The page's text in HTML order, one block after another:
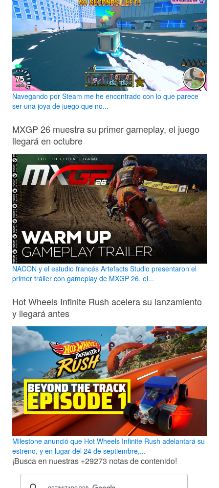
Navegando por Steam me he encontrado con lo que parece
ser una joya de juego que no...
MXGP 26 muestra su primer gameplay, el juego
llegará en octubre
NACON y el estudio francés Artefacts Studio presentaron el
primer tráiler con gameplay de MXGP 26, el...
Hot Wheels Infinite Rush acelera su lanzamiento
y llegará antes
Milestone anunció que Hot Wheels Infinite Rush adelantará su
estreno, y en lugar del 24 de septiembre,...
¡Busca en nuestras +29273 notas de contenido!